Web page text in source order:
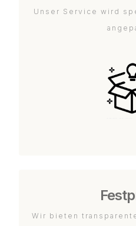
Unser Service wird
Wir bieten